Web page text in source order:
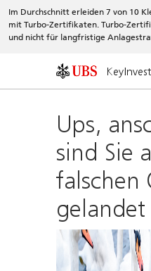
Im Durchschnitt erleiden 7 von 10
mit Turbo-Zertifikaten. Turbo-
und nicht für langfristige
KeyInvest
Ups,
sind Sie
falschen
gelandet